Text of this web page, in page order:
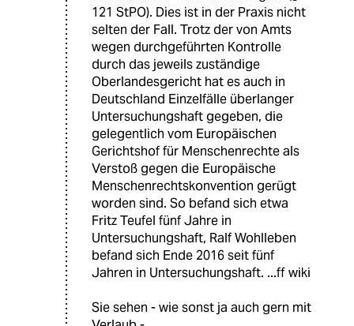
121 StPO). Dies ist in der Praxis nicht
selten der Fall. Trotz der von Amts
wegen durchgeführten Kontrolle
durch das jeweils zuständige
Oberlandesgericht hat es auch in
Deutschland Einzelfälle überlanger
Untersuchungshaft gegeben, die
gelegentlich vom Europäischen
Gerichtshof für Menschenrechte als
Verstoß gegen die Europäische
Menschenrechtskonvention gerügt
worden sind. So befand sich etwa
Fritz Teufel fünf Jahre in
Untersuchungshaft, Ralf Wohlleben
befand sich Ende 2016 seit fünf
Jahren in Untersuchungshaft. ...ff wiki
Sie sehen - wie sonst ja auch gern mit